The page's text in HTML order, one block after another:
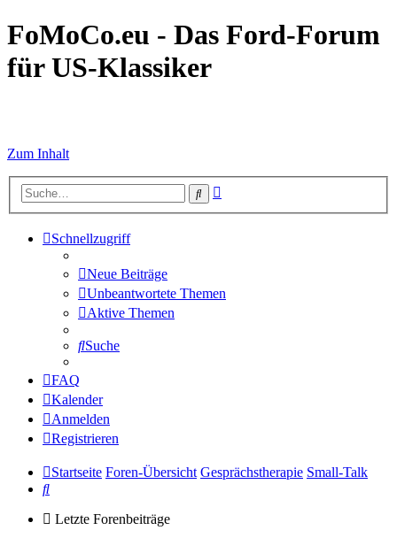
FoMoCo.eu - Das Ford-Forum
für US-Klassiker
Zum Inhalt
Suche
Schnellzugriff
Neue Beiträge
Unbeantwortete Themen
Aktive Themen
Suche
FAQ
Kalender
Anmelden
Registrieren
Startseite Foren-Übersicht Gesprächstherapie Small-Talk
Suche
Letzte Forenbeiträge